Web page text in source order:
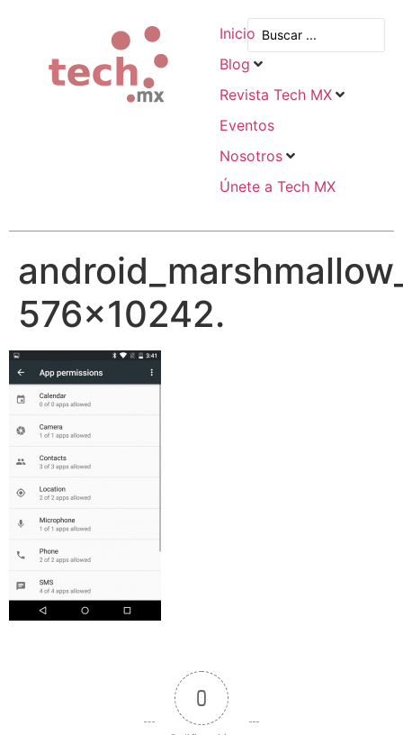
Inicio
Blog
Revista Tech MX
Eventos
Nosotros
Únete a Tech MX
576×10242.
0